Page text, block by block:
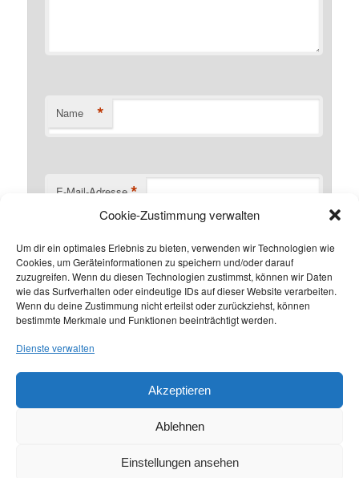
Cookie-Zustimmung verwalten
Um dir ein optimales Erlebnis zu bieten, verwenden wir Technologien wie
Cookies, um Geräteinformationen zu speichern und/oder darauf
zuzugreifen. Wenn du diesen Technologien zustimmst, können wir Daten
wie das Surfverhalten oder eindeutige IDs auf dieser Website verarbeiten.
Wenn du deine Zustimmung nicht erteilst oder zurückziehst, können
bestimmte Merkmale und Funktionen beeinträchtigt werden.
Dienste verwalten
Akzeptieren
Ablehnen
Einstellungen ansehen
Name *
E-Mail-Adresse *
Website
Benachrichtige mich über nachfolgende Kommentare via
Datenschutzerklärung Stolz präsentiert von WordPress